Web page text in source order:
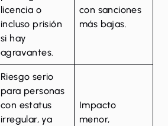
licencia o
incluso prisión
si hay
agravantes.
con sanciones
más bajas.
Riesgo serio
para personas
con estatus
irregular, ya
Impacto
menor,